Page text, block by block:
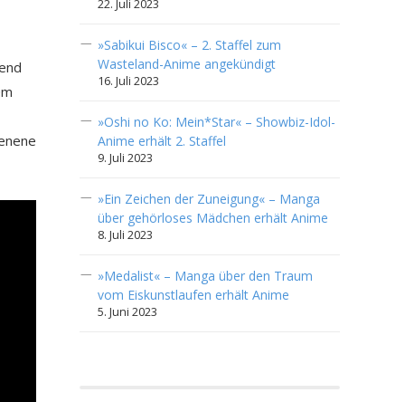
22. Juli 2023
»Sabikui Bisco« – 2. Staffel zum
Wasteland-Anime angekündigt
16. Juli 2023
»Oshi no Ko: Mein*Star« – Showbiz-Idol-
Anime erhält 2. Staffel
9. Juli 2023
»Ein Zeichen der Zuneigung« – Manga
über gehörloses Mädchen erhält Anime
8. Juli 2023
»Medalist« – Manga über den Traum
vom Eiskunstlaufen erhält Anime
5. Juni 2023